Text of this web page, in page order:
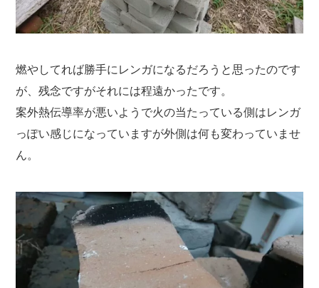
燃やしてれば勝手にレンガになるだろうと思ったのです
が、残念ですがそれには程遠かったです。
案外熱伝導率が悪いようで火の当たっている側はレンガ
っぽい感じになっていますが外側は何も変わっていませ
ん。